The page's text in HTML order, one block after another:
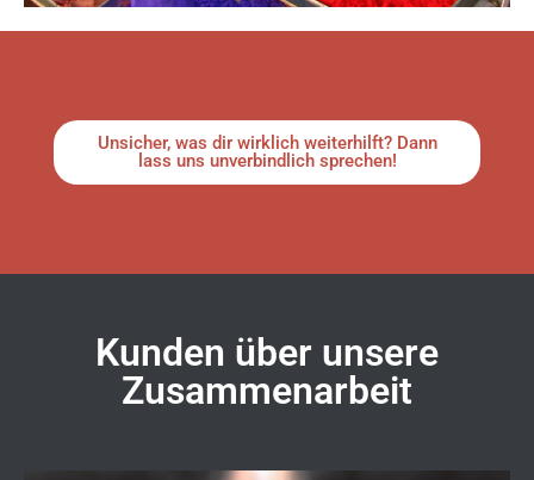
Unsicher, was dir wirklich weiterhilft? Dann
lass uns unverbindlich sprechen!
Kunden über unsere
Zusammenarbeit